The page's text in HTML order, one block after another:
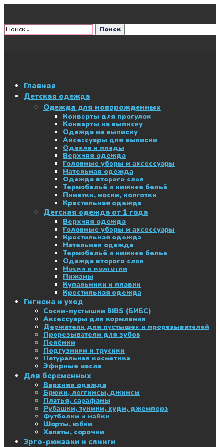
Главная
Детская одежда
Одежда для новорожденных
Конверты для прогулок
Конверты на выписку
Одежда на выписку
Аксессуары для выписки
Одеяла и пледы
Верхняя одежда
Головные уборы и аксессуары
Нательная одежда
Одежда второго слоя
Термобельё и нижнее бельё
Пинетки, носки, колготки
Крестильная одежда
Детская одежда от 1 года
Верхняя одежда
Головные уборы и аксессуары
Крестильная одежда
Нательная одежда
Термобельё и нижнее белье
Одежда второго слоя
Носки и колготки
Пижамы
Купальники и плавки
Крестильная одежда
Гигиена и уход
Соски-пустышки BIBS (БИБС)
Аксессуары для кормления
Держатели для пустышек и прорезывателей
Прорезыватели для зубов
Пелёнки
Подгузники и трусики
Натуральная косметика
Эфирные масла
Для беременных
Верхняя одежда
Брюки, леггинсы, джинсы
Платья, сарафаны
Рубашки, туники, худи, джемпера
Футболки и майки
Шорты, юбки
Халаты, сорочки
Эрго-рюкзаки и слинги